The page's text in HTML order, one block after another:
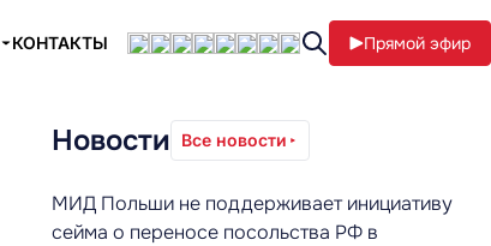
КОНТАКТЫ Прямой эфир
Новости Все новости
МИД Польши не поддерживает инициативу
сейма о переносе посольства РФ в